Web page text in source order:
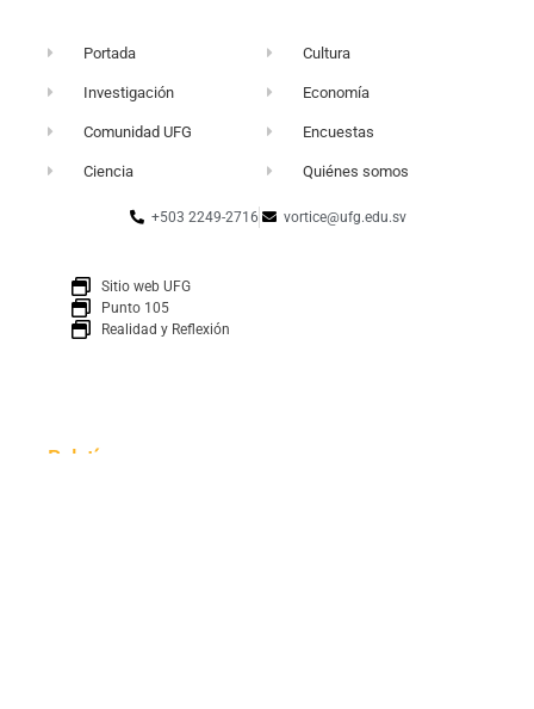
Portada
Investigación
Comunidad UFG
Ciencia
Cultura
Economía
Encuestas
Quiénes somos
+503 2249-2716 vortice@ufg.edu.sv
Sitio web UFG
Punto 105
Realidad y Reflexión
Boletín